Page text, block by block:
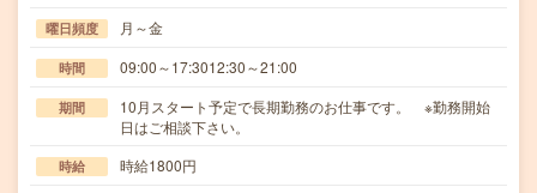
曜日頻度 月～金
時間 09:00～17:3012:30～21:00
期間
10月スタート予定で長期勤務のお仕事です。 ※勤務開始
日はご相談下さい。
時給 時給1800円